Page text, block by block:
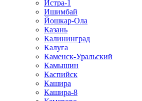
Истра-1
Ишимбай
Йошкар-Ола
Казань
Калининград
Калуга
Каменск-Уральский
Камышин
Каспийск
Кашира
Кашира-8